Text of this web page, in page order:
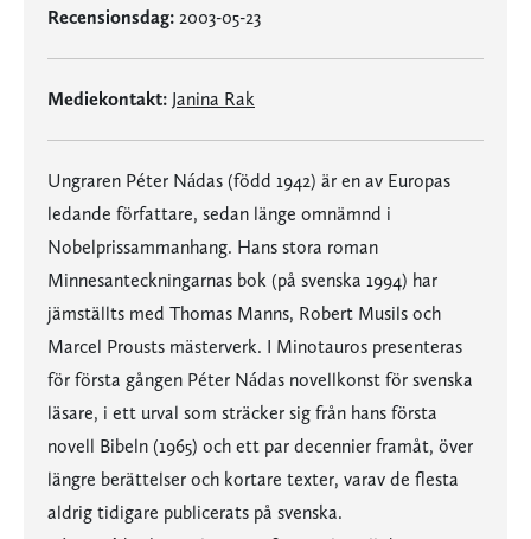
Recensionsdag: 2003-05-23
Mediekontakt: Janina Rak
Ungraren Péter Nádas (född 1942) är en av Europas
ledande författare, sedan länge omnämnd i
Nobelprissammanhang. Hans stora roman
Minnesanteckningarnas bok (på svenska 1994) har
jämställts med Thomas Manns, Robert Musils och
Marcel Prousts mästerverk. I Minotauros presenteras
för första gången Péter Nádas novellkonst för svenska
läsare, i ett urval som sträcker sig från hans första
novell Bibeln (1965) och ett par decennier framåt, över
längre berättelser och kortare texter, varav de flesta
aldrig tidigare publicerats på svenska.